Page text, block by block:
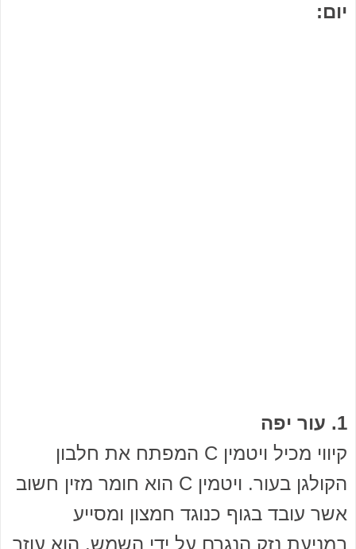
יום:
1. עור יפה
קיווי מכיל ויטמין C המפתח את חלבון
הקולגן בעור. ויטמין C הוא חומר מזין חשוב
אשר עובד בגוף כנוגד חמצון ומסייע
במניעת נזק הנגרם על ידי השמש. הוא עוזר